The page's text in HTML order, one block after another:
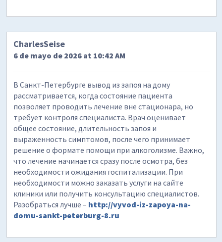
CharlesSeise
6 de mayo de 2026 at 10:42 AM
В Санкт-Петербурге вывод из запоя на дому
рассматривается, когда состояние пациента
позволяет проводить лечение вне стационара, но
требует контроля специалиста. Врач оценивает
общее состояние, длительность запоя и
выраженность симптомов, после чего принимает
решение о формате помощи при алкоголизме. Важно,
что лечение начинается сразу после осмотра, без
необходимости ожидания госпитализации. При
необходимости можно заказать услуги на сайте
клиники или получить консультацию специалистов.
Разобраться лучше – http://vyvod-iz-zapoya-na-
domu-sankt-peterburg-8.ru